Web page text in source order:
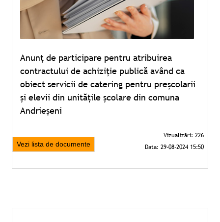
Anunț de participare pentru atribuirea
contractului de achiziție publică având ca
obiect servicii de catering pentru preșcolarii
și elevii din unitățile școlare din comuna
Andrieșeni
Vezi lista de documente